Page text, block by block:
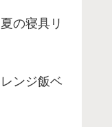
の寝具リ
ンジ飯ベ